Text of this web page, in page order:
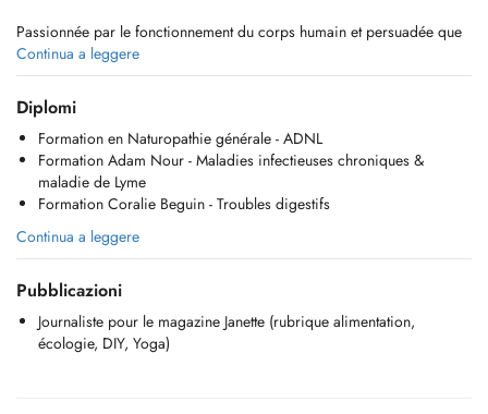
Passionnée par le fonctionnement du corps humain et persuadée que
si on lui apporte ce dont il a besoin (un carburant énergétique et vital),
il peut nous porter très loin en pleine santé.
J'accompagne celles et ceux qui sont prêts à mettre en place certains
changements pour retrouver équilibre et force vitale. Je suis
convaincue que la santé est une conséquence d'un ensemble de petits
détails mis bout à bout.
Ma mission est d'apporter ma pierre à l'édifice en éduquant et
partageant mes connaissances autour du bien-être, de l'alimentation,
pleine santé pour permettre à un maximum de personnes d'être
autonome dans la gestion de leur bien-être.
Ensemble, comprenons la/les cause(s) profonde(s) de vos maux pour
Continua a leggere
Diplomi
Formation en Naturopathie générale - ADNL
Formation Adam Nour - Maladies infectieuses chroniques &
maladie de Lyme
Formation Coralie Beguin - Troubles digestifs
Continua a leggere
Pubblicazioni
Journaliste pour le magazine Janette (rubrique alimentation,
écologie, DIY, Yoga)